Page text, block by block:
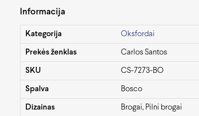
Informacija
Kategorija Oksfordai
Prekės ženklas Carlos Santos
SKU CS-7273-BO
Spalva Bosco
Dizainas Brogai, Pilni brogai